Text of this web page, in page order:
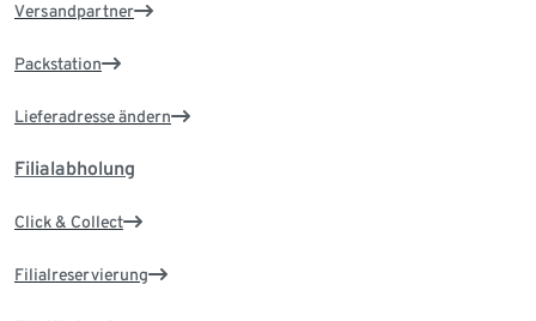
Versandpartner
Packstation
Lieferadresse ändern
Filialabholung
Click & Collect
Filialreservierung